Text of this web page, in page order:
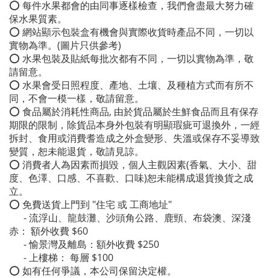
⭕ 每件水果都會的由同事逐樣檢查，我們會盡最大努力確
保水果質素。
⭕ 網站顯示包裝盒有機會與實際收貨時產品不同，一切以
實物為準。(圖片只供參考)
⭕ 水果包裝及貼紙每批次都有不同，一切以實物為準，敬
請留意。
⭕ 水果會受日照程度、產地、土壤、及種植方式而有所不
同，不會一模一樣，敬請留意。
⭕ 食品屬於消耗性商品, 由於貨品屬於生鮮食品而且有保存
期限的限制，除貨品本身外包裝有明顯瑕疵可退換外，一經
拆封、食用或消費耆造成之外盒變形、失溫或保存不妥導致
變質，恕未能退貨，敬請見諒。
⭕ 消費者人為因素而損毀，個人主觀因素(香氣、大小、甜
度、色澤、口感、不喜歡、口味)恕未能構成退貨換貨之成
立。
⭕ 免費送貨上門到 "住宅 或 工商地址"
- 流浮山、龍鼓灘、沙頭角公路、鹿頸、布袋澳、深淺
赤： 額外收費 $60
- 愉景灣及離島：額外收費 $250
- 上樓梯： 每層 $100
⭕ 如有任何爭議，本公司保留決定權。